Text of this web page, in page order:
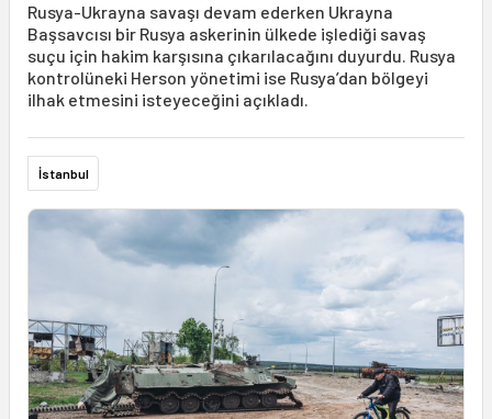
Rusya-Ukrayna savaşı devam ederken Ukrayna
Başsavcısı bir Rusya askerinin ülkede işlediği savaş
suçu için hakim karşısına çıkarılacağını duyurdu. Rusya
kontrolüneki Herson yönetimi ise Rusya’dan bölgeyi
ilhak etmesini isteyeceğini açıkladı.
İstanbul